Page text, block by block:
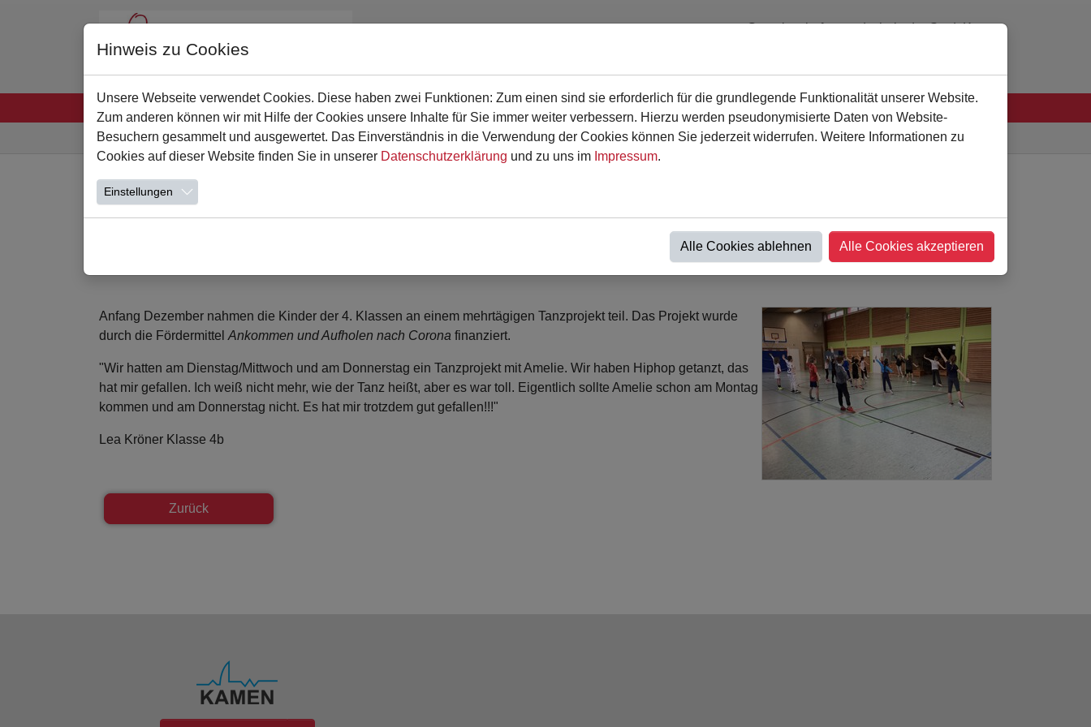
Zum Hauptinhalt springen
Gemeinschaftsgrundschule der Stadt Kamen
Sie sind hier: Astrid-Lindgren-Schule Nachricht
Tanzprojekt
Anfang Dezember nahmen die Kinder der 4. Klassen an einem mehrtägigen Tanzprojekt teil. Das Projekt wurde
durch die Fördermittel Ankommen und Aufholen nach Corona finanziert.
"Wir hatten am Dienstag/Mittwoch und am Donnerstag ein Tanzprojekt mit Amelie. Wir haben Hiphop getanzt, das
hat mir gefallen. Ich weiß nicht mehr, wie der Tanz heißt, aber es war toll. Eigentlich sollte Amelie schon am Montag
kommen und am Donnerstag nicht. Es hat mir trotzdem gut gefallen!!!"
Lea Kröner Klasse 4b
Zurück
Hinweis zu Cookies
Unsere Webseite verwendet Cookies. Diese haben zwei Funktionen: Zum einen sind sie erforderlich für die grundlegende Funktionalität unserer Website.
Zum anderen können wir mit Hilfe der Cookies unsere Inhalte für Sie immer weiter verbessern. Hierzu werden pseudonymisierte Daten von Website-
Besuchern gesammelt und ausgewertet. Das Einverständnis in die Verwendung der Cookies können Sie jederzeit widerrufen. Weitere Informationen zu
Cookies auf dieser Website finden Sie in unserer Datenschutzerklärung und zu uns im Impressum.
Einstellungen
Alle Cookies ablehnen Alle Cookies akzeptieren